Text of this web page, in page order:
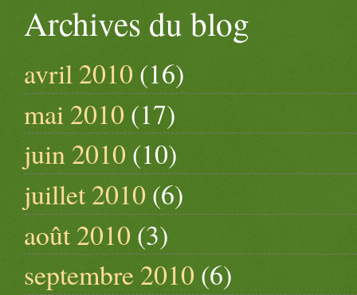
Archives du blog
avril 2010 (16)
mai 2010 (17)
juin 2010 (10)
juillet 2010 (6)
août 2010 (3)
septembre 2010 (6)